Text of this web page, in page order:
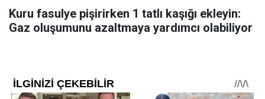
Kuru fasulye pişirirken 1 tatlı kaşığı ekleyin:
Gaz oluşumunu azaltmaya yardımcı olabiliyor